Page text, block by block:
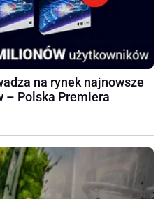
na rynek najnowsze
– Polska Premiera